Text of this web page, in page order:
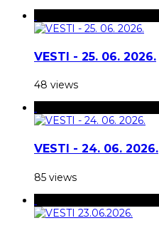
VESTI - 25. 06. 2026.
48 views
VESTI - 24. 06. 2026.
85 views